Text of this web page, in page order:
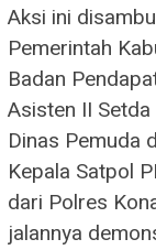
Aksi ini
Pemerintah
Badan
Asisten II
Dinas Pemuda
Kepala Satpol
dari Polres
jalannya